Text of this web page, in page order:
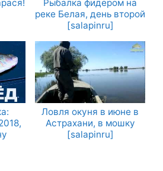
Рыбалка фидером на
реке Белая, день второй
[salapinru]
Ловля окуня в июне в
Астрахани, в мошку
[salapinru]